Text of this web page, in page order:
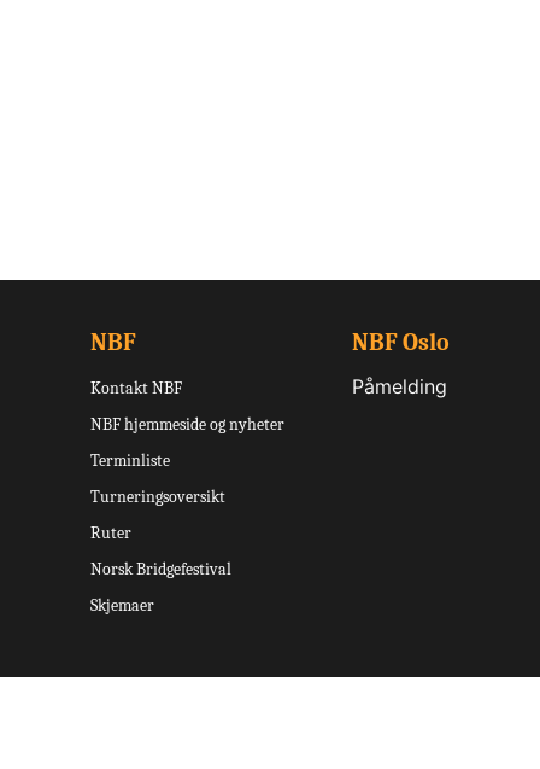
NBF
Kontakt NBF
NBF hjemmeside og nyheter
Terminliste
Turneringsoversikt
Ruter
Norsk Bridgefestival
Skjemaer
NBF Oslo
Påmelding